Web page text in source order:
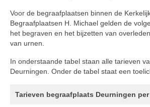
Deurningen
Tarieven Deurningen
Tarieven Rossum
Graven Rossum
Voor de begraafplaatsen binnen de
Begraafplaatsen H. Michael gelden de
het begraven en het bijzetten van
van urnen.
In onderstaande tabel staan alle tarieven
Deurningen. Onder de tabel staat een
Tarieven begraafplaats Deurningen